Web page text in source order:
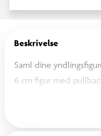
Beskrivelse
Saml dine
6 cm figur med
sidde på sin
Wave 1 indeholder